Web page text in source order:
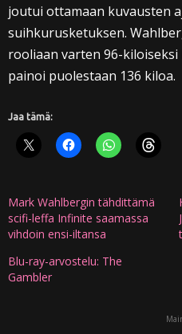
joutui ottamaan kuvausten
suihkurusketuksen.
rooliaan varten 96-kiloiseksi
painoi puolestaan 136 kiloa.
Jaa tämä:
Mark Wahlbergin tähdittämä
scifi-leffa Infinite saamassa
vihdoin ensi-iltansa
Blu-ray-arvostelu: The
Gambler